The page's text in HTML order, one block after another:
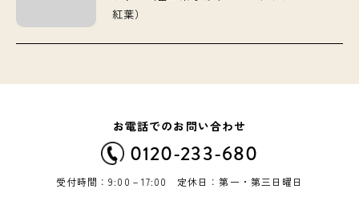
紅葉）
お電話でのお問い合わせ
0120-233-680
受付時間：9:00－17:00 定休日：第一・第三日曜日